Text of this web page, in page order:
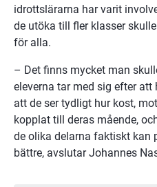
idrottslärarna har varit
de utöka till fler klasser
för alla.
– Det finns mycket man
eleverna tar med sig efter att
att de ser tydligt hur kost,
kopplat till deras mående,
de olika delarna faktiskt kan
bättre, avslutar Johannes